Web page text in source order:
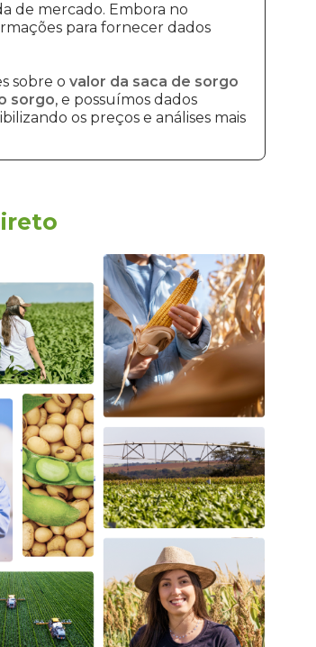
de mercado. Embora no
para fornecer dados
sobre o valor da saca de sorgo
sorgo, e possuímos dados
os preços e análises mais